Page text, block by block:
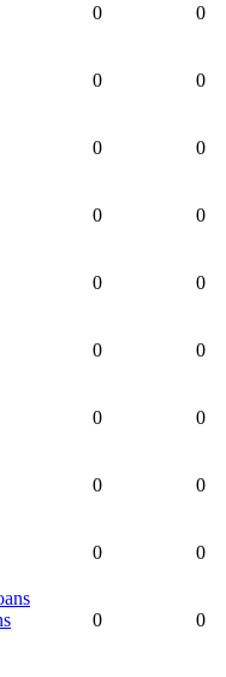
0 0
0 0
0 0
0 0
0 0
0 0
0 0
0 0
0 0
0 0